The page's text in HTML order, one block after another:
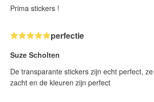
Prima stickers !
perfectie
Suze Scholten
De transparante stickers zijn echt perfect,
zacht en de kleuren zijn perfect